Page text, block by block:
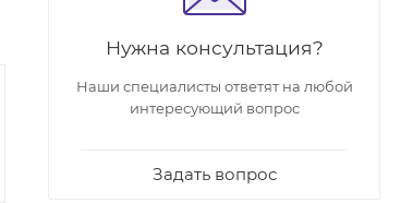
Нужна консультация?
Наши специалисты ответят на любой
интересующий вопрос
Задать вопрос